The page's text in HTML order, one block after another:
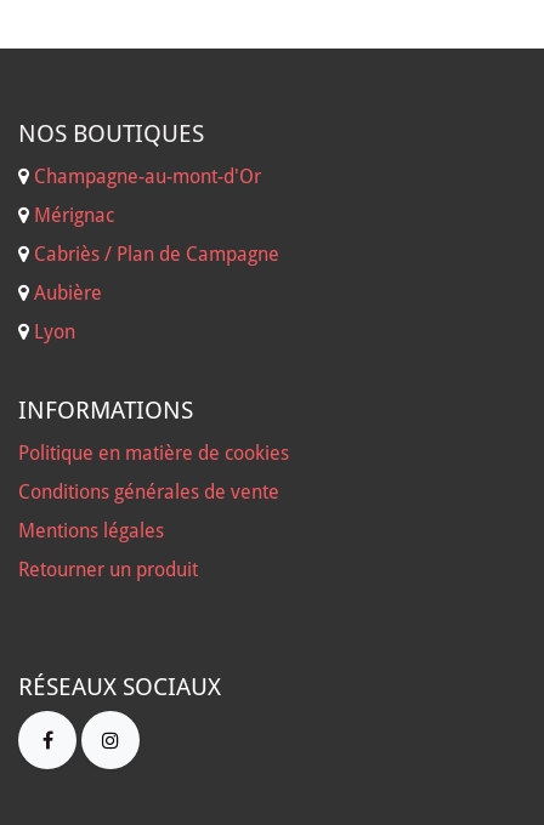
NOS BOUTIQUES
Champagne-au-mont-d'Or
Mérignac
Cabriès / Plan de Campagne
Aubière
Lyon
INFORMATIONS
Politique en matière de cookies
Conditions générales de vente
Mentions légales
Retourner un produit
RÉSEAUX SOCIAUX